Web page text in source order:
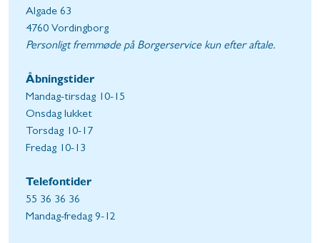
Algade 63
4760 Vordingborg
Personligt fremmøde på Borgerservice kun efter aftale.
Åbningstider
Mandag-tirsdag 10-15
Onsdag lukket
Torsdag 10-17
Fredag 10-13
Telefontider
55 36 36 36
Mandag-fredag 9-12